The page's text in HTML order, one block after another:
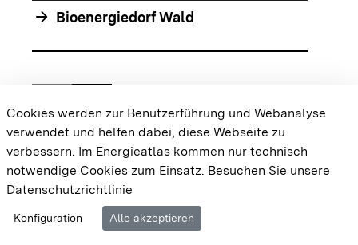
arrow_forward Bioenergiedorf Wald
Zur vorhergehenden Folie springen
chevron_rightZur nächsten Folie springen
{{#displayPraxisbeispielMap}} {{{body}}}
{{/displayPraxisbeispielMap}}
Cookie-EinstellungenBarrierefreiheit
Impressum
Cookies werden zur Benutzerführung und Webanalyse
verwendet und helfen dabei, diese Webseite zu
verbessern. Im Energieatlas kommen nur technisch
notwendige Cookies zum Einsatz. Besuchen Sie unsere
Datenschutzrichtlinie
Konfiguration Alle akzeptieren